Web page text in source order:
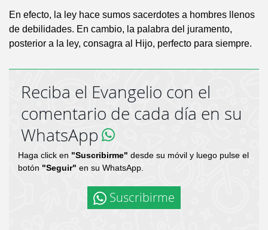
En efecto, la ley hace sumos sacerdotes a hombres llenos
de debilidades. En cambio, la palabra del juramento,
posterior a la ley, consagra al Hijo, perfecto para siempre.
Reciba el Evangelio con el
comentario de cada día en su
WhatsApp
Haga click en "Suscribirme" desde su móvil y luego pulse el
botón "Seguir" en su WhatsApp.
Suscribirme